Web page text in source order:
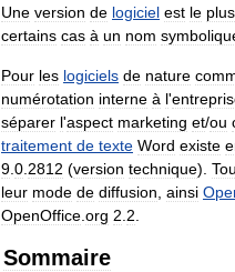
Une version de logiciel est le plus
certains cas à un nom
Pour les logiciels de nature
numérotation interne à l'
séparer l'aspect marketing et/ou
traitement de texte Word existe
9 0 2812 (version technique).
leur mode de diffusion ainsi
OpenOffice org 2 2
Sommaire